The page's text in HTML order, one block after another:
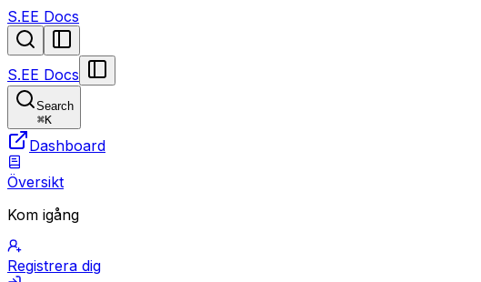
S.EE Docs
S.EE Docs
Search
⌘K
Dashboard
Översikt
Kom igång
Registrera dig